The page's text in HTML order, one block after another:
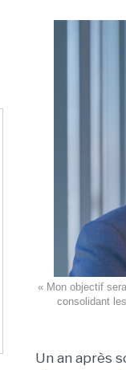
« Mon objectif
consolidant
Un an après